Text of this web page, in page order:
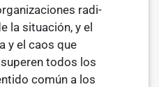
radi-
la situación, y el
y el caos que
todos los
común a los